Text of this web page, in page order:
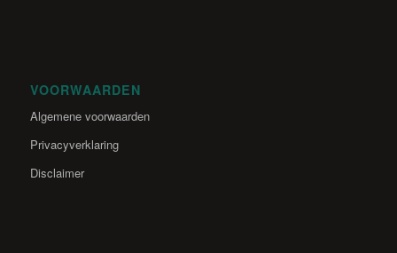
VOORWAARDEN
Algemene voorwaarden
Privacyverklaring
Disclaimer